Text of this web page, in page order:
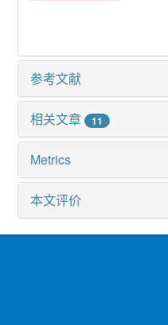
参考文献
相关文章 11
Metrics
本文评价